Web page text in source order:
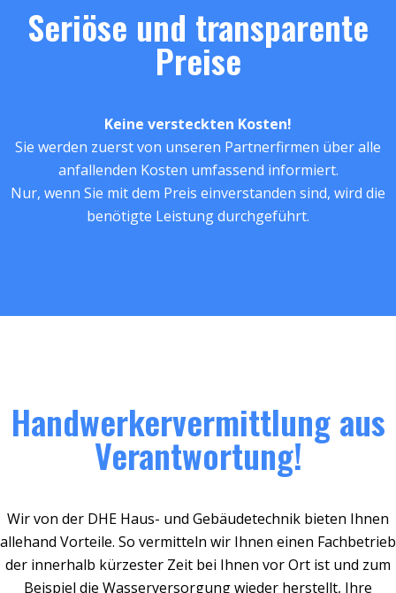
Seriöse und transparente
Preise
Keine versteckten Kosten!
Sie werden zuerst von unseren Partnerfirmen über alle
anfallenden Kosten umfassend informiert.
Nur, wenn Sie mit dem Preis einverstanden sind, wird die
benötigte Leistung durchgeführt.
Handwerkervermittlung aus
Verantwortung!
Wir von der DHE Haus- und Gebäudetechnik bieten Ihnen
allehand Vorteile. So vermitteln wir Ihnen einen Fachbetrieb
der innerhalb kürzester Zeit bei Ihnen vor Ort ist und zum
Beispiel die Wasserversorgung wieder herstellt, Ihre